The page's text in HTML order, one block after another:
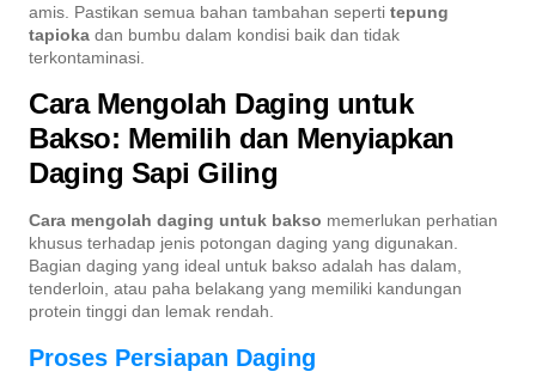
amis. Pastikan semua bahan tambahan seperti tepung
tapioka dan bumbu dalam kondisi baik dan tidak
terkontaminasi.
Cara Mengolah Daging untuk
Bakso: Memilih dan Menyiapkan
Daging Sapi Giling
Cara mengolah daging untuk bakso memerlukan perhatian
khusus terhadap jenis potongan daging yang digunakan.
Bagian daging yang ideal untuk bakso adalah has dalam,
tenderloin, atau paha belakang yang memiliki kandungan
protein tinggi dan lemak rendah.
Proses Persiapan Daging